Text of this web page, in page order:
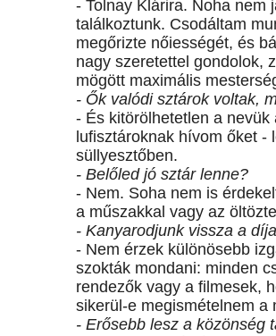
- Tolnay Klárira. Noha nem
találkoztunk. Csodáltam
megőrizte nőiességét, és
nagy szeretettel gondolok,
mögött maximális
- Ők valódi sztárok voltak,
- És kitörölhetetlen a
lufisztároknak hívom őket
süllyesztőben.
- Belőled jó sztár lenne?
- Nem. Soha nem is
a műszakkal vagy az
- Kanyarodjunk vissza a
- Nem érzek különösebb
szokták mondani: minden
rendezők vagy a filmesek,
sikerül-e megismételnem a
- Erősebb lesz a közönség